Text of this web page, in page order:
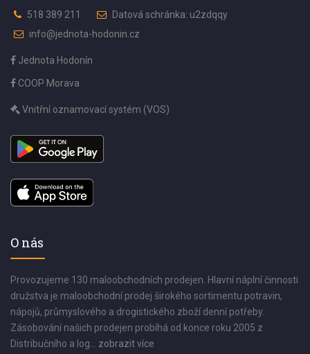
518 389 211
Datová schránka: u2zdqqy
info@jednota-hodonin.cz
Jednota Hodonín
COOP Morava
Vnitřní oznamovací systém (VOS)
O nás
Provozujeme 130 maloobchodních prodejen. Hlavní náplní činnosti
družstva je maloobchodní prodej širokého sortimentu potravin,
nápojů, průmyslového a drogistického zboží denní potřeby.
Zásobování našich prodejen probíhá od konce roku 2005 z
Distribučního a log... zobrazit více